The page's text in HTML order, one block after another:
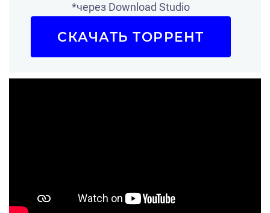
*через Download Studio
СКАЧАТЬ ТОРРЕНТ